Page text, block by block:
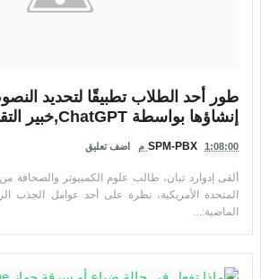
طور أحد الطلاب تطبيقًا لتحديد
إنشاؤها بواسطة ChatGPT,خبير التقنية
SPM-PBX 1:08:00 م اضف تعليق
ألقى إدوارد تيان، طالب علوم الكمبيوتر والصحافة
المتحدة الأمريكية، نظرة على أحد عوامل الجذب
الماضية:...